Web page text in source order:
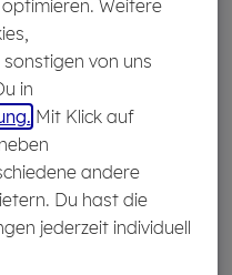
Weitere
von uns
in
Mit Klick auf
andere
Du hast die
jederzeit individuell